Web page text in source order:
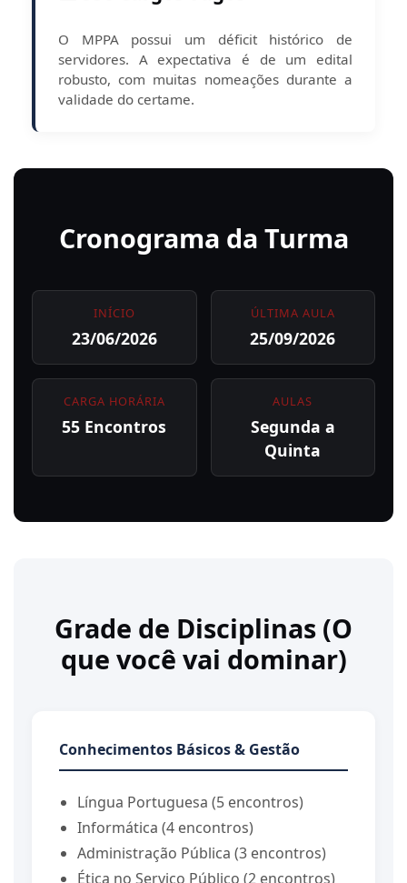
O MPPA possui um déficit histórico de
servidores. A expectativa é de um edital
robusto, com muitas nomeações durante a
validade do certame.
Cronograma da Turma
INÍCIO
23/06/2026
ÚLTIMA AULA
25/09/2026
CARGA HORÁRIA
55 Encontros
AULAS
Segunda a
Quinta
Grade de Disciplinas (O
que você vai dominar)
Conhecimentos Básicos & Gestão
Língua Portuguesa (5 encontros)
Informática (4 encontros)
Administração Pública (3 encontros)
Ética no Serviço Público (2 encontros)